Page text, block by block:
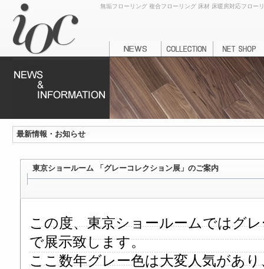
無垢フローリング 複合フローリング 床材 床暖房対応フロー
最新情報・お知らせ
東京ショールーム 「グレーコレクション展」のご案内
この度、東京ショールームではグ
で展示致します。
ここ数年グレー色は大変人気があ